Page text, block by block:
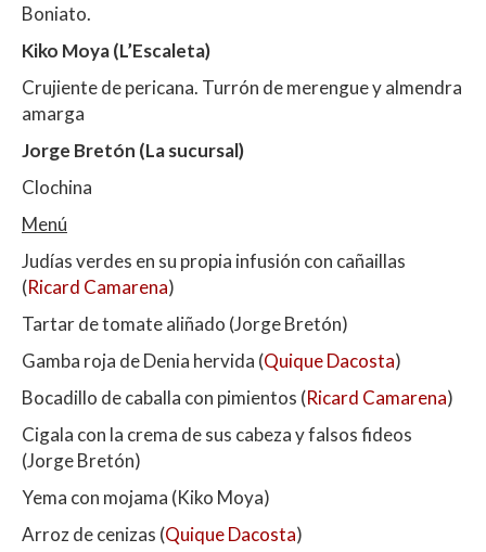
Boniato.
Kiko Moya (L’Escaleta)
Crujiente de pericana. Turrón de merengue y almendra
amarga
Jorge Bretón (La sucursal)
Clochina
Menú
Judías verdes en su propia infusión con cañaillas
(Ricard Camarena)
Tartar de tomate aliñado (Jorge Bretón)
Gamba roja de Denia hervida (Quique Dacosta)
Bocadillo de caballa con pimientos (Ricard Camarena)
Cigala con la crema de sus cabeza y falsos fideos
(Jorge Bretón)
Yema con mojama (Kiko Moya)
Arroz de cenizas (Quique Dacosta)